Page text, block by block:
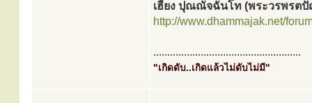
เฮี้ยง ปุณณัจฉันโท (พระวรพรต
http://www.dhammajak.net/
.....................................................
"เกิดดับ..เกิดแล้วไม่ดับไม่มี"